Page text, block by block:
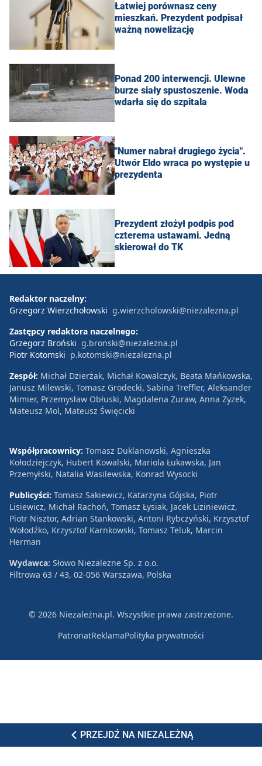
Łatwiej porównasz ceny
mieszkań. Prezydent podpisał
ważną nowelizację
Ponad 200 interwencji. Ulewne
burze siały spustoszenie. Woda
wdarła się do szpitala
"Numer nabrał drugiego życia".
Utwór Eldo wraca po występie u
prezydenta
Prezydent złożył podpis pod
czterema ustawami. Jedną
skierował do TK
PRZEJDŹ NA NIEZALEŻNĄ
Redaktor naczelny:
Grzegorz Wierzchołowski g.wierzcholowski@niezalezna.pl
Zastępcy redaktora naczelnego:
Grzegorz Broński g.bronski@niezalezna.pl
Piotr Kotomski p.kotomski@niezalezna.pl
Zespół: Michał Dzierżak, Michał Kowalczyk, Beata Mańkowska,
Janusz Milewski, Tomasz Grodecki, Sabina Treffler, Aleksander
Mimier, Przemysław Obłuski, Magdalena Żuraw, Anna Zyzek,
Mateusz Mol, Mateusz Święcicki
Współpracownicy: Tomasz Duklanowski, Agnieszka
Kołodziejczyk, Hubert Kowalski, Mariola Łukawska, Jan
Przemyłski, Natalia Wasilewska, Konrad Wysocki
Publicyści: Tomasz Sakiewicz, Katarzyna Gójska, Piotr
Lisiewicz, Michał Rachoń, Tomasz Łysiak, Jacek Liziniewicz,
Piotr Nisztor, Adrian Stankowski, Antoni Rybczyński, Krzysztof
Wołodźko, Krzysztof Karnkowski, Tomasz Teluk, Marcin
Herman
Wydawca: Słowo Niezależne Sp. z o.o.
Filtrowa 63 / 43, 02-056 Warszawa, Polska
© 2026 Niezależna.pl. Wszystkie prawa zastrzeżone.
PatronatReklamaPolityka prywatności